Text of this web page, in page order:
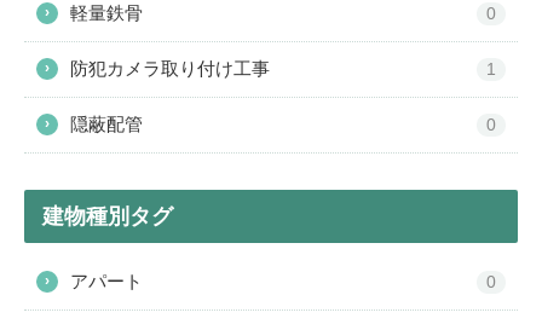
› 軽量鉄骨 0
› 防犯カメラ取り付け工事 1
› 隠蔽配管 0
建物種別タグ
› アパート 0